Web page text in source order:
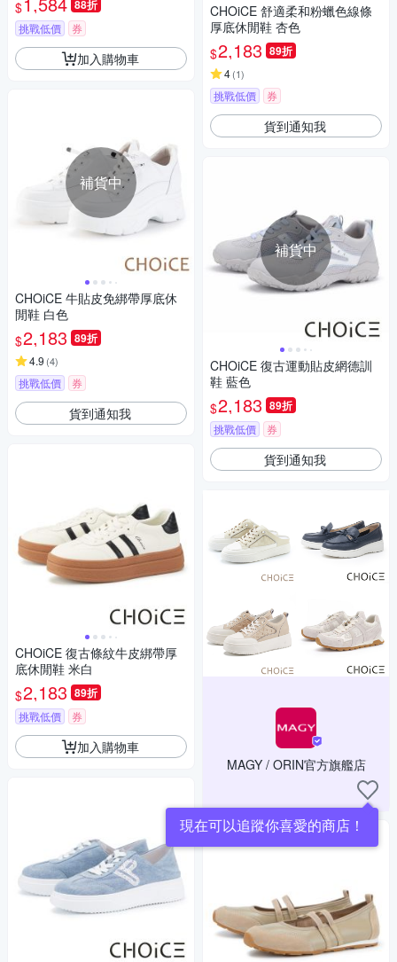
$ 88折
挑戰低價 券
加入購物車
補貨中
CHOiCE 牛貼皮免綁帶厚底休
閒鞋 白色
$2,183 89折
4.9 (4)
挑戰低價 券
貨到通知我
CHOiCE 復古條紋牛皮綁帶厚
底休閒鞋 米白
$2,183 89折
挑戰低價 券
加入購物車
CHOiCE 舒適柔和粉蠟色線條
厚底休閒鞋 杏色
$2,183 89折
4(1)
挑戰低價 券
貨到通知我
補貨中
CHOiCE 復古運動貼皮網德訓
鞋 藍色
$2,183 89折
挑戰低價 券
貨到通知我
MAGY / ORIN官方旗艦店